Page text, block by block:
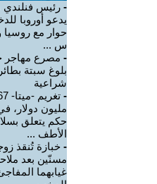
- رئيس
يدعو أوروبا
حوار مع روسيا
س ...
- مصرع مهاجر
بلوغ سبتة
شراعية
-
تغريم
مليون دولار،
حكم يتعلق
الأطف ...
- خبازة تُنقذ
مسنّين بعد
غيابهما